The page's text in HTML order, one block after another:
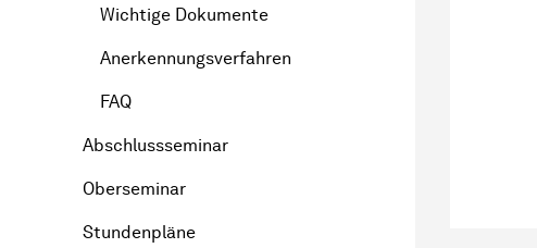
Wichtige Dokumente
Anerkennungsverfahren
FAQ
Abschlussseminar
Oberseminar
Stundenpläne